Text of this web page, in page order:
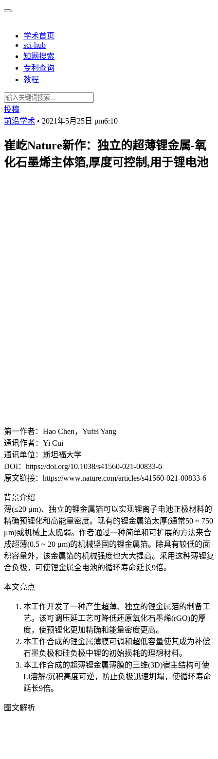
学术首页
sci-hub
知网搜索
专利查询
教程
投稿
前沿学术 • 2021年5月25日 pm6:10
崔屹Nature新作：独立的超薄锂金属-氧
化石墨烯主体箔,厚度可控制,用于锂电池
第一作者：Hao Chen，Yufei Yang
通讯作者：Yi Cui
通讯单位：斯坦福大学
DOI：https://doi.org/10.1038/s41560-021-00833-6
原文链接：https://www.nature.com/articles/s41560-021-00833-6
背景介绍
薄(≤20 μm)、独立的锂金属箔可以实现锂离子电池正极材料的
精确预锂化和高能量密度。现有的锂金属箔太厚(通常50 ~ 750
μm)或机械上太脆弱。作者通过一种简单和可扩展的方法来合
成超薄(0.5 ~ 20 μm)的机械坚固的锂金属箔。除具有较低的面
积容量外，该金属箔的机械强度也大大提高。采用这种薄锂复
合负极，可使锂金属全电池的循环寿命延长9倍。
本文亮点
本工作开发了一种产生超薄、独立的锂金属箔的制备工
艺。该可调压延工艺可降低还原氧化石墨烯(rGO)的厚
度，使预锂化更加精确和能量密度更高。
本工作合成的锂金属薄膜可调和超低容量使其成为补偿
石墨负极和硅负极中锂的初始损耗的理想材料。
本工作合成的超薄锂金属薄膜的三维(3D)宿主结构可使
Li溶解/沉积高度可逆，防止负极迅速坍塌，使循环寿命
延长9倍。
图文解析